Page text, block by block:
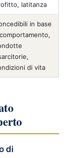
latitanza
in base
di vita
di